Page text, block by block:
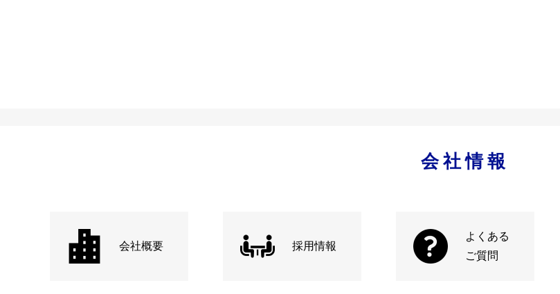
会社情報
会社概要 採用情報
よくある
ご質問